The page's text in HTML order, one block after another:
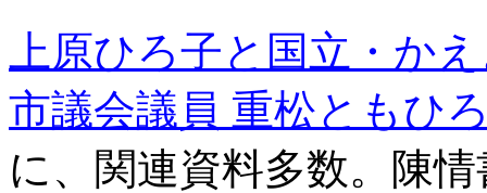
上原ひろ子と国立・か
市議会議員 重松ともひ
に、関連資料多数。陳